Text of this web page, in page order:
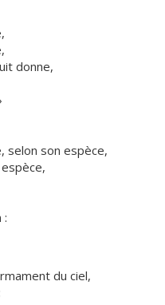
donne,
selon son espèce,
:
du ciel,